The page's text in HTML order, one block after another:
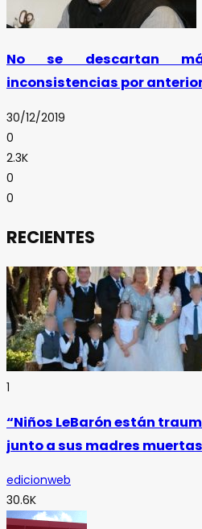
No se descartan
inconsistencias por
30/12/2019
0
2.3K
0
0
RECIENTES
1
“Niños LeBarón están
junto a sus madres muertas
edicionweb
30.6K